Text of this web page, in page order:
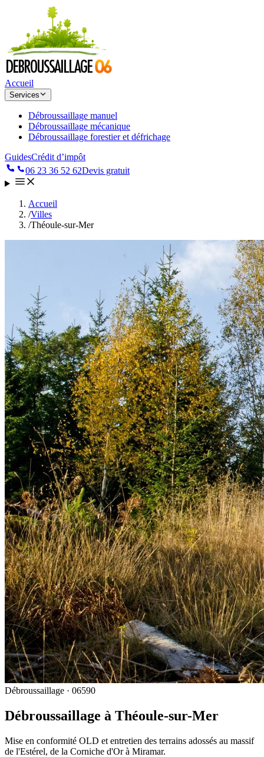
Accueil
Services
Débroussaillage manuel
Débroussaillage mécanique
Débroussaillage forestier et défrichage
GuidesCrédit d’impôt
06 23 36 52 62Devis gratuit
Accueil
/Villes
/Théoule-sur-Mer
Débroussaillage · 06590
Débroussaillage à Théoule-sur-Mer
Mise en conformité OLD et entretien des terrains adossés au massif
de l'Estérel, de la Corniche d'Or à Miramar.